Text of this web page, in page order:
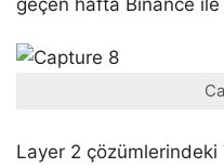
geçen hafta Binance
Layer 2